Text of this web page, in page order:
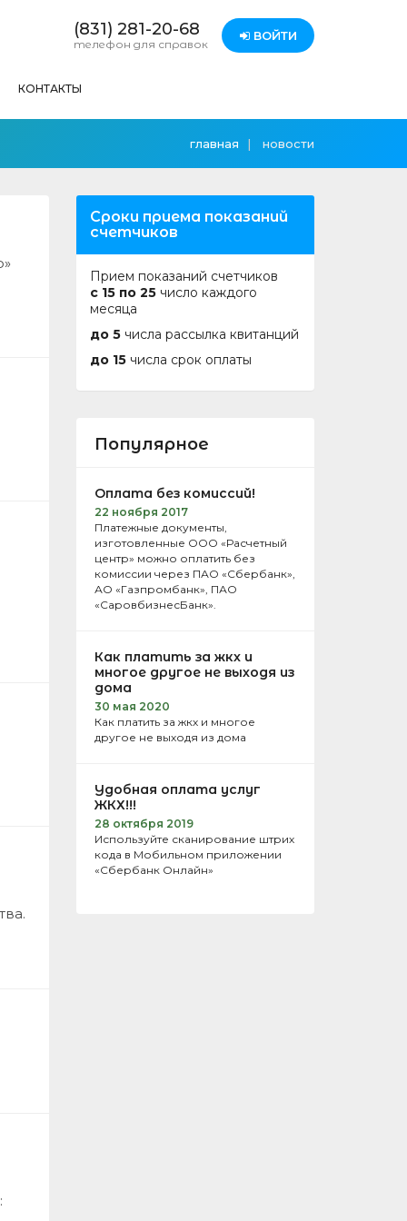
(831) 281-20-68
телефон для справок
ВОЙТИ
КОНТАКТЫ
главная новости
Сроки приема показаний
счетчиков
Прием показаний счетчиков
с 15 по 25число каждого
месяца
до 5числа рассылка квитанций
до 15числа срок оплаты
Популярное
Оплата без комиссий!
22 ноября 2017
Платежные документы,
изготовленные ООО «Расчетный
центр» можно оплатить без
комиссии через ПАО «Сбербанк»,
АО «Газпромбанк», ПАО
«СаровбизнесБанк».
Как платить за жкх и
многое другое не выходя из
дома
30 мая 2020
Как платить за жкх и многое
другое не выходя из дома
Удобная оплата услуг
ЖКХ!!!
28 октября 2019
Используйте сканирование штрих
кода в Мобильном приложении
«Сбербанк Онлайн»